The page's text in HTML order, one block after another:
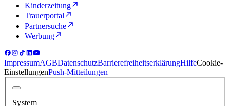
Kinderzeitung
Trauerportal
Partnersuche
Werbung
ImpressumAGBDatenschutzBarrierefreiheitserklärungHilfeCookie-
EinstellungenPush-Mitteilungen
System